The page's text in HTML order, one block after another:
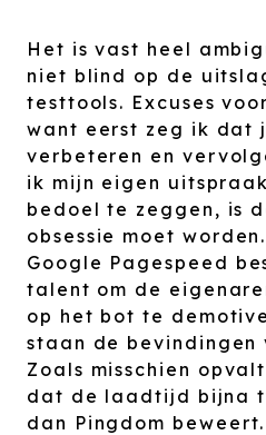
Het is vast heel
niet blind op de
testtools. Excuses
want eerst zeg ik dat
verbeteren en
ik mijn eigen
bedoel te zeggen, is
obsessie moet
Google Pagespeed
talent om de
op het bot te
staan de bevindingen
Zoals misschien
dat de laadtijd bijna
dan Pingdom beweert.